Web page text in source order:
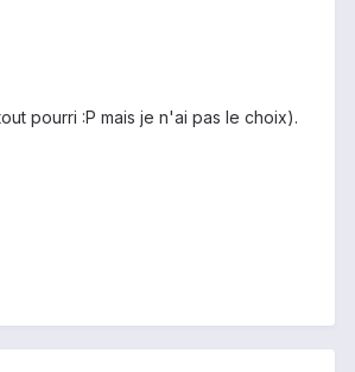
pourri :P mais je n'ai pas le choix).